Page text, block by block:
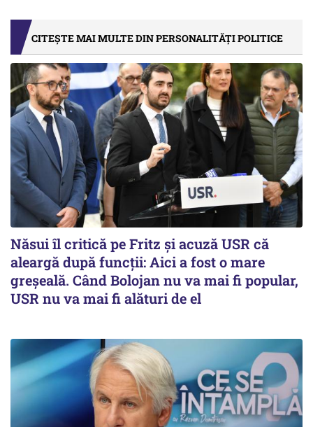
CITEȘTE MAI MULTE DIN PERSONALITĂȚI POLITICE
Năsui îl critică pe Fritz și acuză USR că
aleargă după funcții: Aici a fost o mare
greșeală. Când Bolojan nu va mai fi popular,
USR nu va mai fi alături de el